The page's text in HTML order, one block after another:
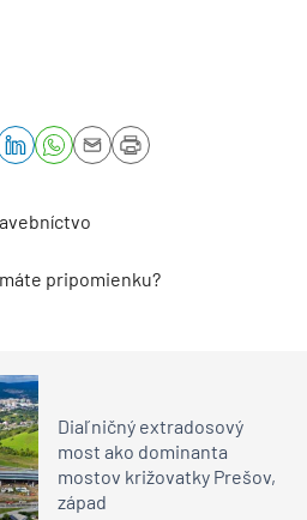
pripomienku?
Diaľničný extradosový
most ako dominanta
mostov križovatky Prešov,
západ